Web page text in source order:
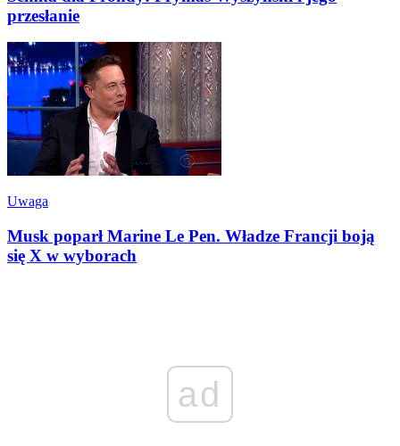
przesłanie
Uwaga
Musk poparł Marine Le Pen. Władze Francji boją
się X w wyborach
ad